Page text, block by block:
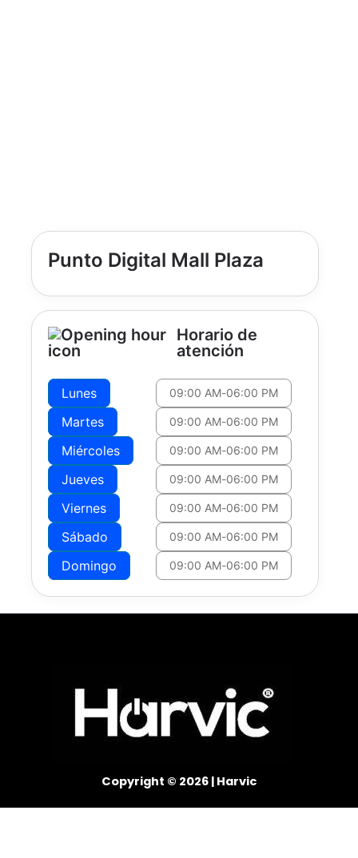
Punto Digital Mall Plaza
Horario de
atención
Lunes 09:00 AM-06:00 PM
Martes 09:00 AM-06:00 PM
Miércoles 09:00 AM-06:00 PM
Jueves 09:00 AM-06:00 PM
Viernes 09:00 AM-06:00 PM
Sábado 09:00 AM-06:00 PM
Domingo 09:00 AM-06:00 PM
Copyright © 2026 | Harvic